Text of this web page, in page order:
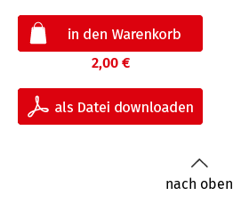
2,00 €
nach oben